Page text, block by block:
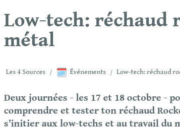
Low-tech: réchaud
métal
Les 4 Sources / 🗓️ Événements / Low-tech: réchaud
Deux journées - les 17 et 18 octobre -
comprendre et tester ton réchaud
s’initier aux low-techs et au travail du